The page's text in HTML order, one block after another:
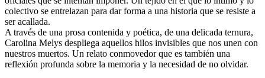
colectivo se entrelazan para dar forma a una historia que se resiste a
ser acallada.
A través de una prosa contenida y poética, de una delicada ternura,
Carolina Melys despliega aquellos hilos invisibles que nos unen con
nuestros muertos. Un relato conmovedor que es también una
reflexión profunda sobre la memoria y la necesidad de no olvidar.